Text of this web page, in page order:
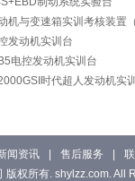
机与变速箱实训考核装置
发动机实训台
电控发动机实训台
时代超人发动机实
闻资讯 售后服务
权所有. shylzz.com. All